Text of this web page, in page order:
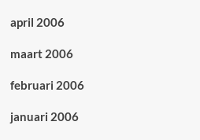
april 2006
maart 2006
februari 2006
januari 2006